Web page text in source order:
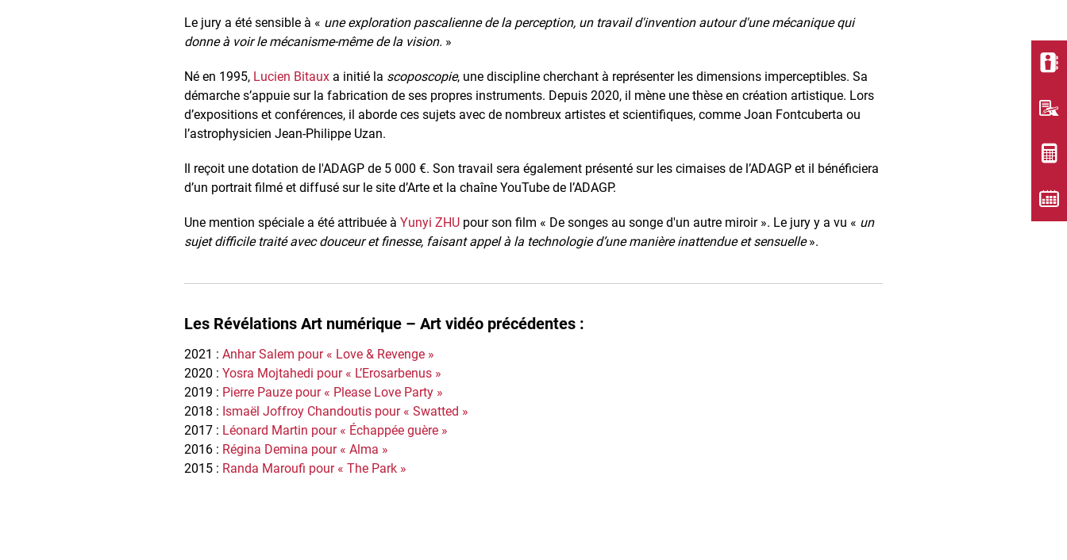
Le jury a été sensible à « une exploration pascalienne de la perception, un travail d'invention autour d'une mécanique qui
donne à voir le mécanisme-même de la vision. »
Né en 1995, Lucien Bitaux a initié la scoposcopie, une discipline cherchant à représenter les dimensions imperceptibles. Sa
démarche s’appuie sur la fabrication de ses propres instruments. Depuis 2020, il mène une thèse en création artistique. Lors
d’expositions et conférences, il aborde ces sujets avec de nombreux artistes et scientifiques, comme Joan Fontcuberta ou
l’astrophysicien Jean-Philippe Uzan.
Il reçoit une dotation de l'ADAGP de 5 000 €. Son travail sera également présenté sur les cimaises de l’ADAGP et il bénéficiera
d’un portrait filmé et diffusé sur le site d’Arte et la chaîne YouTube de l’ADAGP.
Une mention spéciale a été attribuée à Yunyi ZHU pour son film « De songes au songe d'un autre miroir ». Le jury y a vu « un
sujet difficile traité avec douceur et finesse, faisant appel à la technologie d’une manière inattendue et sensuelle».
Les Révélations Art numérique – Art vidéo précédentes :
2021 : Anhar Salem pour « Love & Revenge »
2020 : Yosra Mojtahedi pour « L’Erosarbenus »
2019 : Pierre Pauze pour « Please Love Party »
2018 : Ismaël Joffroy Chandoutis pour « Swatted »
2017 : Léonard Martin pour « Échappée guère »
2016 : Régina Demina pour « Alma »
2015 : Randa Maroufi pour « The Park »